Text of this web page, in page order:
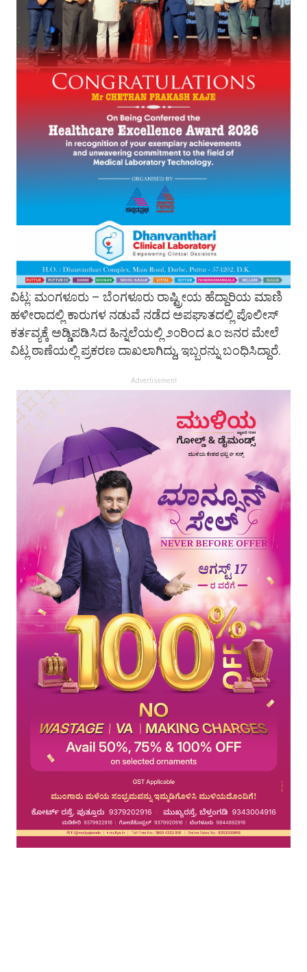
ವಿಟ್ಲ: ಮಂಗಳೂರು – ಬೆಂಗಳೂರು ರಾಷ್ಟ್ರೀಯ ಹೆದ್ದಾರಿಯ ಮಾಣಿ
ಹಳೀರಾದಲ್ಲಿ ಕಾರುಗಳ ನಡುವೆ ನಡೆದ ಅಪಘಾತದಲ್ಲಿ ಪೊಲೀಸ್
ಕರ್ತವ್ಯಕ್ಕೆ ಅಡ್ಡಿಪಡಿಸಿದ ಹಿನ್ನಲೆಯಲ್ಲಿ ೨೦ರಿಂದ ೩೦ ಜನರ ಮೇಲೆ
ವಿಟ್ಲ ಠಾಣೆಯಲ್ಲಿ ಪ್ರಕರಣ ದಾಖಲಾಗಿದ್ದು, ಇಬ್ಬರನ್ನು ಬಂಧಿಸಿದ್ದಾರೆ.
Advertisement